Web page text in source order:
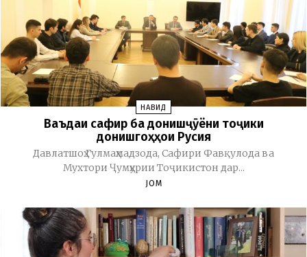
НАВИД
Ваъдаи сафир ба донишҷӯёни тоҷики
донишгоҳҳои Русия
Давлатшоҳ Гулмаҳмадзода, Сафири Фавқулода ва
Мухтори Ҷумҳурии Тоҷикистон дар...
JOM